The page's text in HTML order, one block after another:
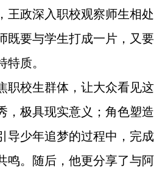
王政深入职校观察师生相处
既要与学生打成一片，又要
特质。
校生群体，让大众看见这
，极具现实意义；角色塑造
导少年追梦的过程中，完成
鸣。随后，他更分享了与阿